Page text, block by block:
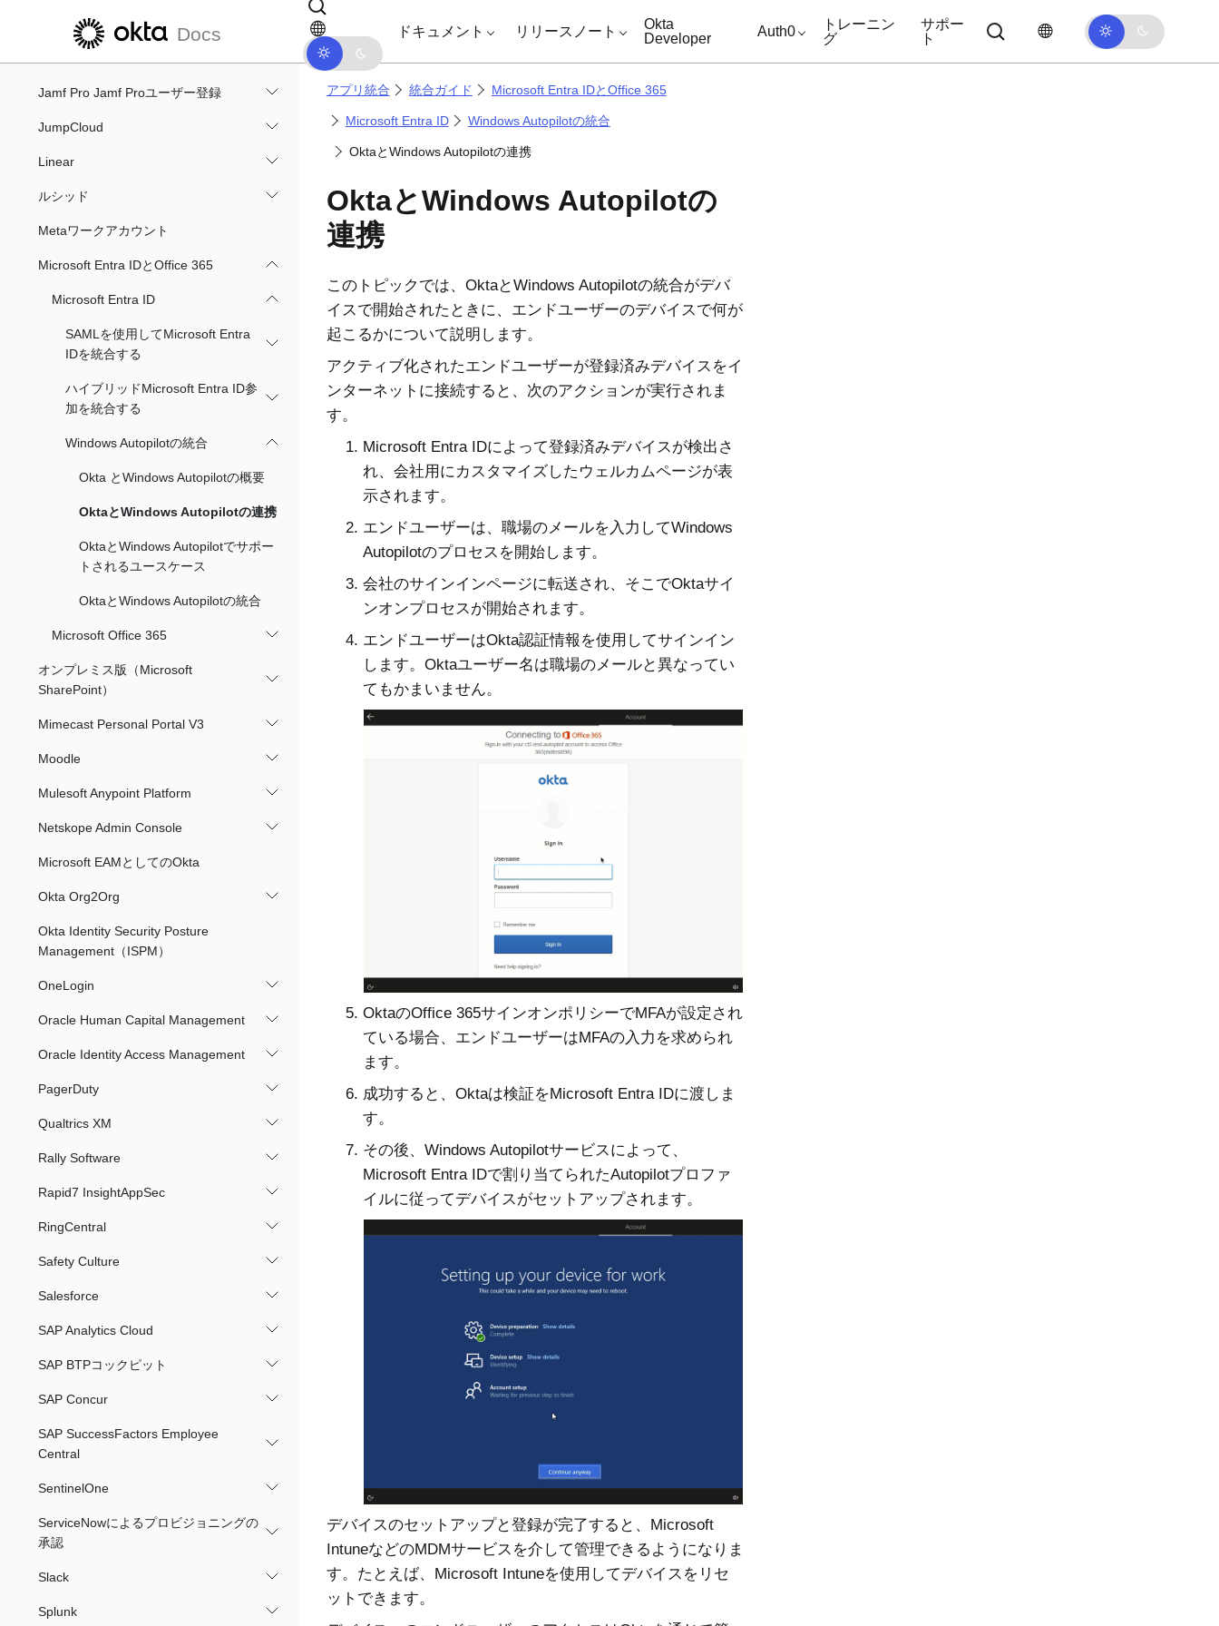
メインコンテンツにスキップ ドキュメントナビゲーションにスキップ
Docs ドキュメント リリースノート
Okta
Developer
Auth0
トレーニン
グ
サポー
ト
Informatica Cloud
Jamf Pro Jamf Proユーザー登録
JumpCloud
Linear
ルシッド
Metaワークアカウント
Microsoft Entra IDとOffice 365
Microsoft Entra ID
SAMLを使用してMicrosoft Entra
IDを統合する
ハイブリッドMicrosoft Entra ID参
加を統合する
Windows Autopilotの統合
Okta とWindows Autopilotの概要
OktaとWindows Autopilotの連携
OktaとWindows Autopilotでサポー
トされるユースケース
OktaとWindows Autopilotの統合
Microsoft Office 365
オンプレミス版（Microsoft
SharePoint）
Mimecast Personal Portal V3
Moodle
Mulesoft Anypoint Platform
Netskope Admin Console
Microsoft EAMとしてのOkta
Okta Org2Org
Okta Identity Security Posture
Management（ISPM）
OneLogin
Oracle Human Capital Management
Oracle Identity Access Management
PagerDuty
Qualtrics XM
Rally Software
Rapid7 InsightAppSec
RingCentral
Safety Culture
Salesforce
SAP Analytics Cloud
SAP BTPコックピット
SAP Concur
SAP SuccessFactors Employee
Central
SentinelOne
ServiceNowによるプロビジョニングの
承認
Slack
Splunk
アプリ統合 統合ガイド Microsoft Entra IDとOffice 365
Microsoft Entra ID Windows Autopilotの統合
OktaとWindows Autopilotの連携
OktaとWindows Autopilotの
連携
このトピックでは、OktaとWindows Autopilotの統合がデバ
イスで開始されたときに、エンドユーザーのデバイスで何が
起こるかについて説明します。
アクティブ化されたエンドユーザーが登録済みデバイスをイ
ンターネットに接続すると、次のアクションが実行されま
す。
Microsoft Entra IDによって登録済みデバイスが検出さ
れ、会社用にカスタマイズしたウェルカムページが表
示されます。
エンドユーザーは、職場のメールを入力してWindows
Autopilotのプロセスを開始します。
会社のサインインページに転送され、そこでOktaサイ
ンオンプロセスが開始されます。
エンドユーザーはOkta認証情報を使用してサインイン
します。Oktaユーザー名は職場のメールと異なってい
てもかまいません。
OktaのOffice 365サインオンポリシーでMFAが設定され
ている場合、エンドユーザーはMFAの入力を求められ
ます。
成功すると、Oktaは検証をMicrosoft Entra IDに渡しま
す。
その後、Windows Autopilotサービスによって、
Microsoft Entra IDで割り当てられたAutopilotプロファ
イルに従ってデバイスがセットアップされます。
デバイスのセットアップと登録が完了すると、Microsoft
IntuneなどのMDMサービスを介して管理できるようになりま
す。たとえば、Microsoft Intuneを使用してデバイスをリセ
ットできます。